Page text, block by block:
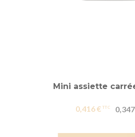
Mini assiette
0,416 €